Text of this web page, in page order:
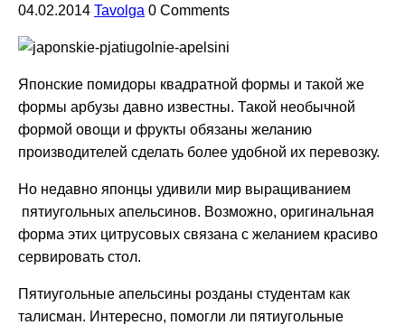
04.02.2014 Tavolga 0 Comments
Японские помидоры квадратной формы и такой же
формы арбузы давно известны. Такой необычной
формой овощи и фрукты обязаны желанию
производителей сделать более удобной их перевозку.
Но недавно японцы удивили мир выращиванием
пятиугольных апельсинов. Возможно, оригинальная
форма этих цитрусовых связана с желанием красиво
сервировать стол.
Пятиугольные апельсины розданы студентам как
талисман. Интересно, помогли ли пятиугольные